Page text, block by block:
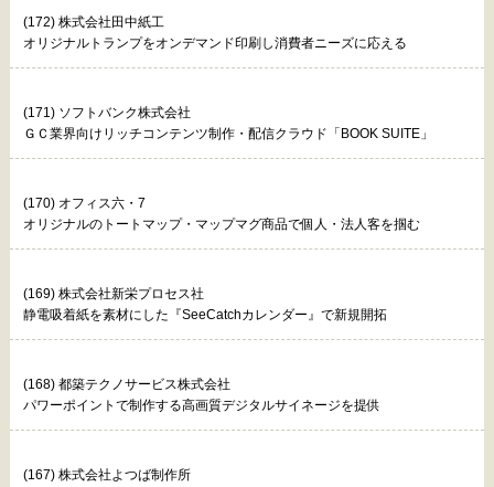
(172) 株式会社田中紙工
オリジナルトランプをオンデマンド印刷し消費者ニーズに応える
(171) ソフトバンク株式会社
ＧＣ業界向けリッチコンテンツ制作・配信クラウド「BOOK SUITE」
(170) オフィス六・7
オリジナルのトートマップ・マップマグ商品で個人・法人客を掴む
(169) 株式会社新栄プロセス社
静電吸着紙を素材にした『SeeCatchカレンダー』で新規開拓
(168) 都築テクノサービス株式会社
パワーポイントで制作する高画質デジタルサイネージを提供
(167) 株式会社よつば制作所